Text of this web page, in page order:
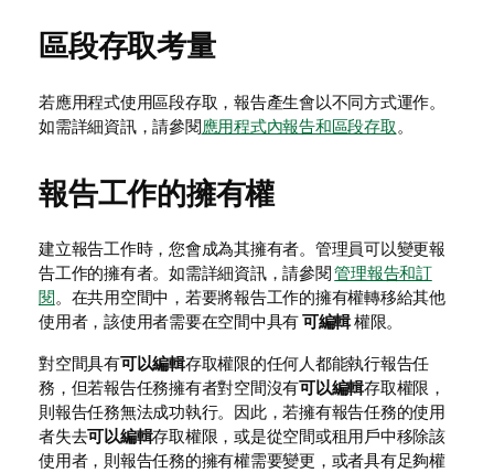
區段存取考量
若應用程式使用區段存取，報告產生會以不同方式運作。
如需詳細資訊，請參閱應用程式內報告和區段存取 。
報告工作的擁有權
建立報告工作時，您會成為其擁有者。管理員可以變更報
告工作的擁有者。如需詳細資訊，請參閱管理報告和訂
閱。在共用空間中，若要將報告工作的擁有權轉移給其他
使用者，該使用者需要在空間中具有可編輯權限。
對空間具有可以編輯存取權限的任何人都能執行報告任
務，但若報告任務擁有者對空間沒有可以編輯存取權限，
則報告任務無法成功執行。因此，若擁有報告任務的使用
者失去可以編輯存取權限，或是從空間或租用戶中移除該
使用者，則報告任務的擁有權需要變更，或者具有足夠權